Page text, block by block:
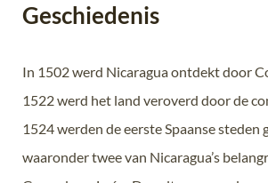
Geschiedenis
In 1502 werd Nicaragua ontdekt door
1522 werd het land veroverd door de
1524 werden de eerste Spaanse steden
waaronder twee van Nicaragua’s